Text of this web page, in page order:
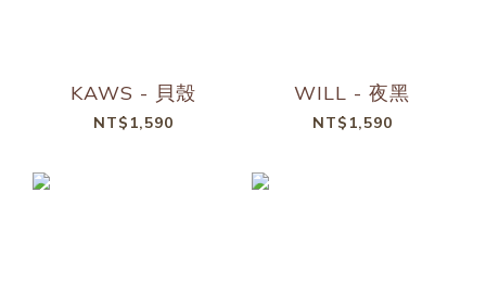
KAWS - 貝殼
NT$1,590
WILL - 夜黑
NT$1,590